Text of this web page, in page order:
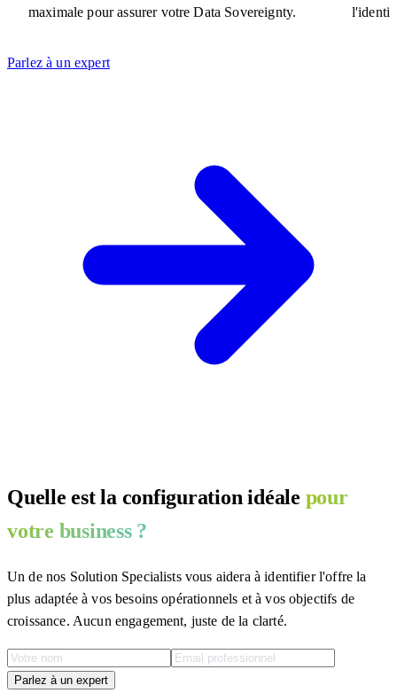
maximale pour assurer votre Data Sovereignty.
Parlez à un expert
Quelle est la configuration idéale pour
votre business ?
Un de nos Solution Specialists vous aidera à identifier l'offre la
plus adaptée à vos besoins opérationnels et à vos objectifs de
croissance. Aucun engagement, juste de la clarté.
Parlez à un expert